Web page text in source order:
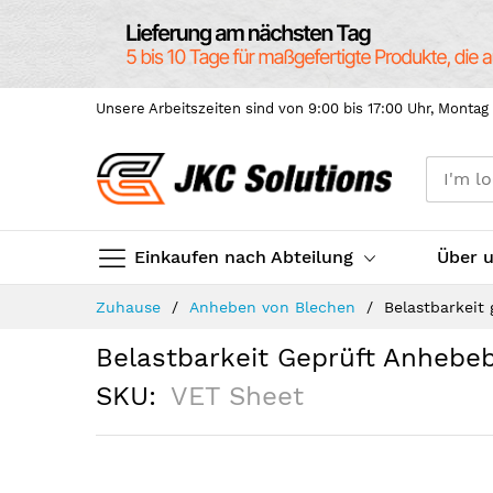
Unsere Arbeitszeiten sind von 9:00 bis 17:00 Uhr, Montag
Einkaufen nach Abteilung Über
Zuhause Anheben von Blechen Belastbarkeit
Belastbarkeit Geprüft
SKU
VET Sheet